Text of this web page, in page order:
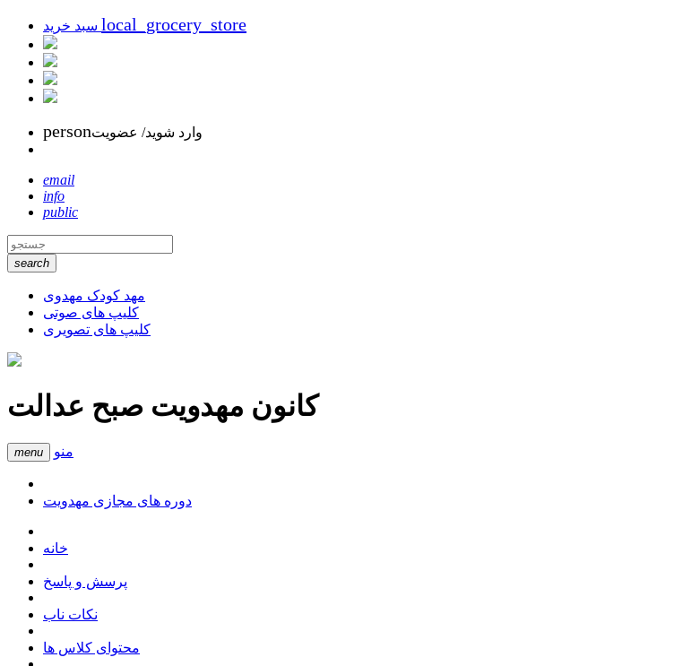
local_grocery_store
personوارد شوید/ عضویت
email
info
public
search
مهد کودک مهدوی
کلیپ های صوتی
کلیپ های تصویری
کانون مهدویت صبح عدالت
menu منو
دوره های مجازی مهدویت
خانه
پرسش و پاسخ
نکات ناب
محتوای کلاس ها